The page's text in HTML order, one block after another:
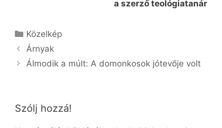
a szerző teológiatanár
Kategória
Közelkép
Árnyak
Álmodik a múlt: A domonkosok jótevője volt
Szólj hozzá!